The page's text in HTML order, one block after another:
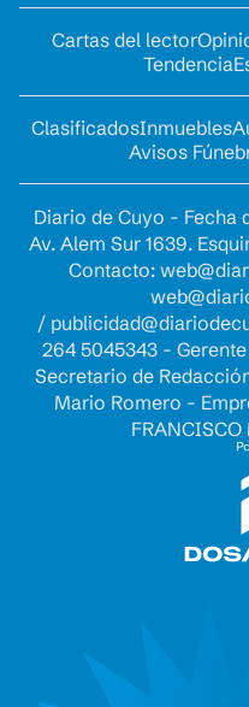
Cartas del lector
Tendencia
ClasificadosInmuebles
Avisos
Diario de Cuyo - Fecha
Av. Alem Sur 1639.
Contacto:
/
264 5045343 -
Secretario de
Mario Romero -
FRANCISCO